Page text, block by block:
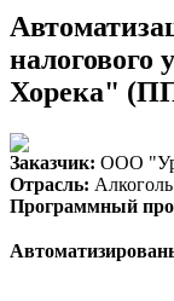
Хорека"
Заказчик: ООО
Отрасль: Алкоголь
Программный